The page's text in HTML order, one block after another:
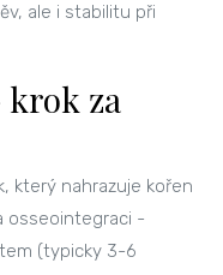
ale i stabilitu při
za
který nahrazuje kořen
osseointegraci -
(typicky 3-6